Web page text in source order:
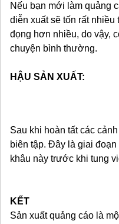
Nếu bạn mới làm quảng
diễn xuất sẽ tốn rất
đọng hơn nhiều, do vậy,
chuyện bình thường.
HẬU SẢN XUẤT:
Sau khi hoàn tất các
biên tập. Đây là giai
khâu này trước khi tung
KẾT
Sản xuất quảng cáo là